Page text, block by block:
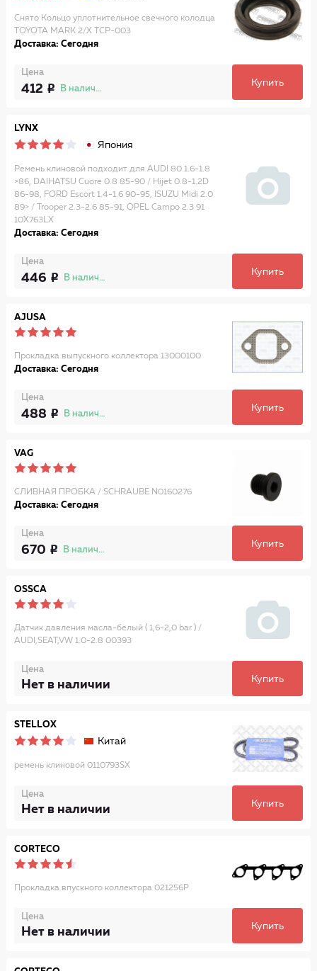
Снято Кольцо уплотнительное свечного колодца
TOYOTA MARK 2/X TCP-003
Доставка: Сегодня
Цена
412 В наличии
Купить
LYNX
Япония
Ремень клиновой подходит для AUDI 80 1.6-1.8
>86, DAIHATSU Cuore 0.8 85-90 / Hijet 0.8-1.2D
86-98, FORD Escort 1.4-1.6 90-95, ISUZU Midi 2.0
89> / Trooper 2.3-2.6 85-91, OPEL Campo 2.3 91
10X763LX
Доставка: Сегодня
Цена
446 В наличии
Купить
AJUSA
Прокладка выпускного коллектора 13000100
Доставка: Сегодня
Цена
488 В наличии
Купить
VAG
СЛИВНАЯ ПРОБКА / SCHRAUBE N0160276
Доставка: Сегодня
Цена
670 В наличии
Купить
OSSCA
Датчик давления масла-белый ( 1,6-2,0 bar ) /
AUDI,SEAT,VW 1.0-2.8 00393
Цена
Нет в наличии Купить
STELLOX
Китай
ремень клиновой 0110793SX
Цена
Нет в наличии Купить
CORTECO
Прокладка впускного коллектора 021256P
Цена
Нет в наличии Купить